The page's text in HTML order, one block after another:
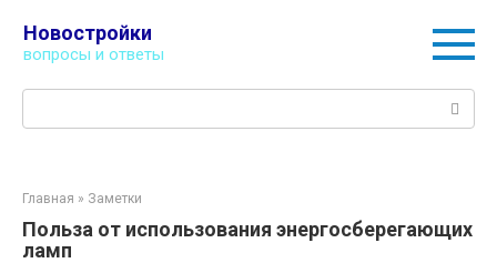
контенту
Новостройки
вопросы и ответы
Главная » Заметки
Польза от использования энергосберегающих
ламп